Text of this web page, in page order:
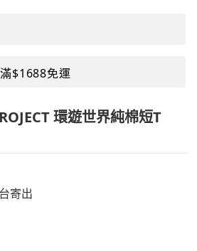
$1688免運
環遊世界純棉短T
寄出